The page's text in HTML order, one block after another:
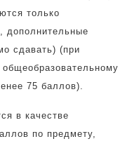
только
дополнительные
сдавать) (при
75 баллов).
в качестве
по предмету,